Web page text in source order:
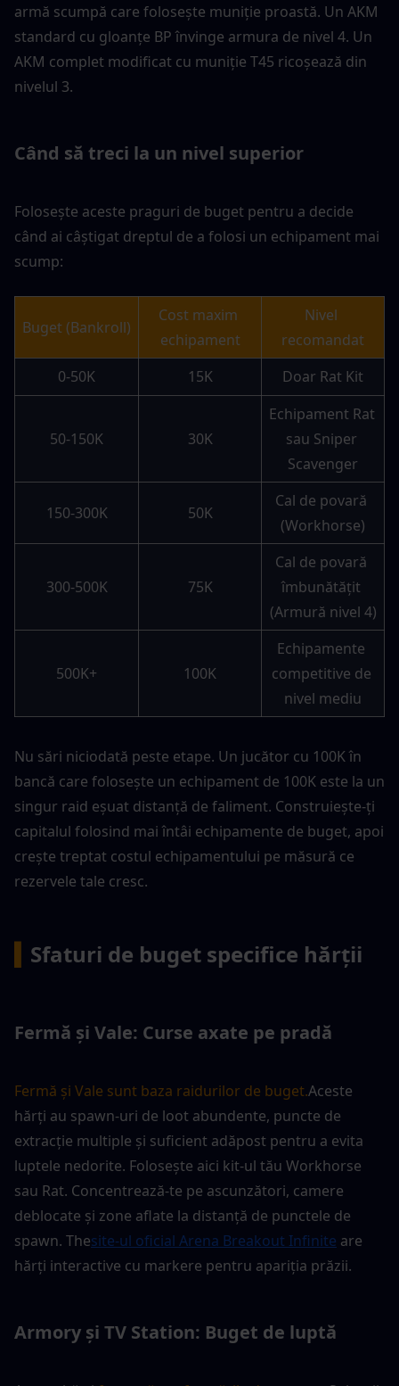
armă scumpă care folosește muniție proastă. Un AKM
standard cu gloanțe BP învinge armura de nivel 4. Un
AKM complet modificat cu muniție T45 ricoșează din
nivelul 3.
Când să treci la un nivel superior
Folosește aceste praguri de buget pentru a decide
când ai câștigat dreptul de a folosi un echipament mai
scump:
Buget (Bankroll)
Cost maxim
echipament
Nivel
recomandat
0-50K
15K Doar Rat Kit
50-150K 30K
Echipament Rat
sau Sniper
Scavenger
150-300K 50K
Cal de povară
(Workhorse)
300-500K 75K
Cal de povară
îmbunătățit
(Armură nivel 4)
500K+ 100K
Echipamente
competitive de
nivel mediu
Nu sări niciodată peste etape. Un jucător cu 100K în
bancă care folosește un echipament de 100K este la un
singur raid eșuat distanță de faliment. Construiește-ți
capitalul folosind mai întâi echipamente de buget, apoi
crește treptat costul echipamentului pe măsură ce
rezervele tale cresc.
Sfaturi de buget specifice hărții
Fermă și Vale: Curse axate pe pradă
Fermă și Vale sunt baza raidurilor de buget.Aceste
hărți au spawn-uri de loot abundente, puncte de
extracție multiple și suficient adăpost pentru a evita
luptele nedorite. Folosește aici kit-ul tău Workhorse
sau Rat. Concentrează-te pe ascunzători, camere
deblocate și zone aflate la distanță de punctele de
spawn. Thesite-ul oficial Arena Breakout Infinite are
hărți interactive cu markere pentru apariția prăzii.
Armory și TV Station: Buget de luptă